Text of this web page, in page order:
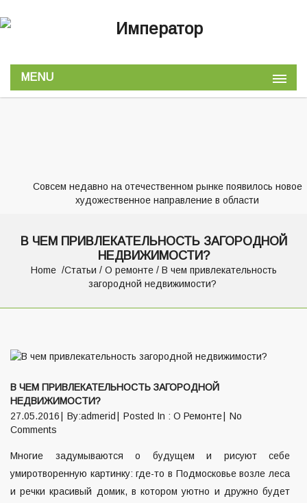
MENU
Совсем недавно на отечественном рынке появилось новое
художественное направление в области
В ЧЕМ ПРИВЛЕКАТЕЛЬНОСТЬ ЗАГОРОДНОЙ
НЕДВИЖИМОСТИ?
Home Статьи / О ремонте/ В чем привлекательность
загородной недвижимости?
В ЧЕМ ПРИВЛЕКАТЕЛЬНОСТЬ ЗАГОРОДНОЙ
НЕДВИЖИМОСТИ?
27.05.2016
By:admerid Posted In : О Ремонте
No
Comments
Многие задумываются о будущем и рисуют себе
умиротворенную картинку: где-то в Подмосковье возле леса
и речки красивый домик, в котором уютно и дружно будет